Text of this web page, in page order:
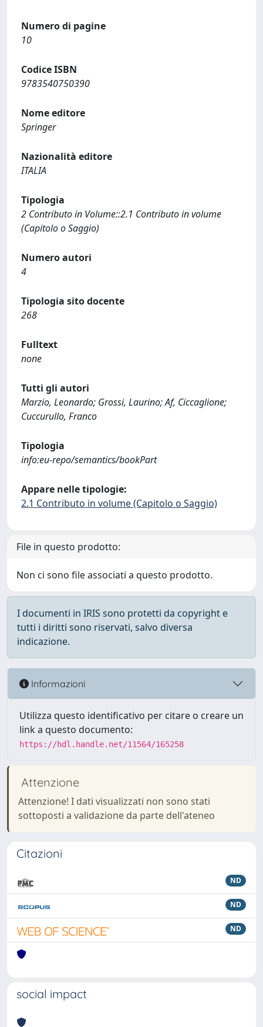
Numero di pagine
10
Codice ISBN
9783540750390
Nome editore
Springer
Nazionalità editore
ITALIA
Tipologia
2 Contributo in Volume::2.1 Contributo in volume
(Capitolo o Saggio)
Numero autori
4
Tipologia sito docente
268
Fulltext
none
Tutti gli autori
Marzio, Leonardo; Grossi, Laurino; Af, Ciccaglione;
Cuccurullo, Franco
Tipologia
info:eu-repo/semantics/bookPart
Appare nelle tipologie:
2.1 Contributo in volume (Capitolo o Saggio)
File in questo prodotto:
Non ci sono file associati a questo prodotto.
I documenti in IRIS sono protetti da copyright e
tutti i diritti sono riservati, salvo diversa
indicazione.
Informazioni
Utilizza questo identificativo per citare o creare un
link a questo documento:
https://hdl.handle.net/11564/165258
Attenzione
Attenzione! I dati visualizzati non sono stati
sottoposti a validazione da parte dell'ateneo
Citazioni
ND
ND
ND
social impact